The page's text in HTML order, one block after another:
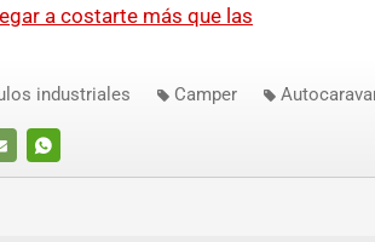
a costarte más que las
WHATSAPP
industriales Camper